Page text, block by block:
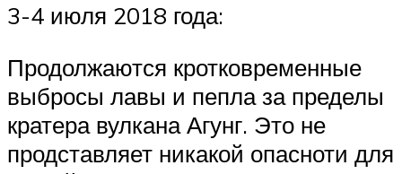
3-4 июля 2018 года:
Продолжаются кротковременные
выбросы лавы и пепла за пределы
кратера вулкана Агунг. Это не
продставляет никакой опасноти для